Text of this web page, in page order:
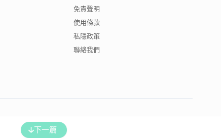
下一篇
免責聲明
使用條款
私隱政策
聯絡我們